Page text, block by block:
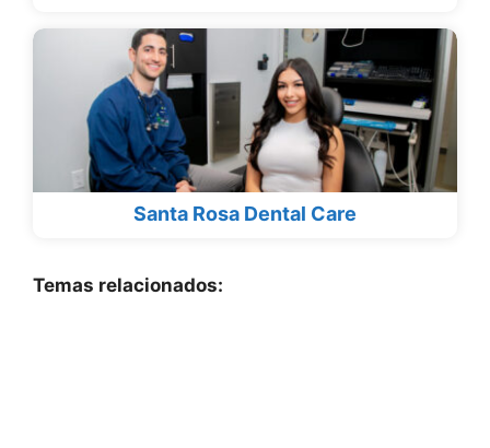
Santa Rosa Dental Care
Temas relacionados: